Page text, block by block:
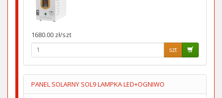
1680.00 zł/szt
szt
PANEL SOLARNY SOL9 LAMPKA LED+OGNIWO